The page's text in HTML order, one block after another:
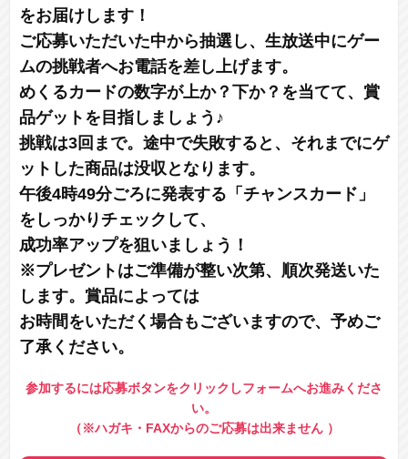
をお届けします！
ご応募いただいた中から抽選し、生放送中にゲー
ムの挑戦者へお電話を差し上げます。
めくるカードの数字が上か？下か？を当てて、賞
品ゲットを目指しましょう♪
挑戦は3回まで。途中で失敗すると、それまでにゲ
ットした商品は没収となります。
午後4時49分ごろに発表する「チャンスカード」
をしっかりチェックして、
成功率アップを狙いましょう！
※プレゼントはご準備が整い次第、順次発送いた
します。賞品によっては
お時間をいただく場合もございますので、予めご
了承ください。
参加するには応募ボタンをクリックしフォームへお進みくださ
い。
（※ハガキ・FAXからのご応募は出来ません ）